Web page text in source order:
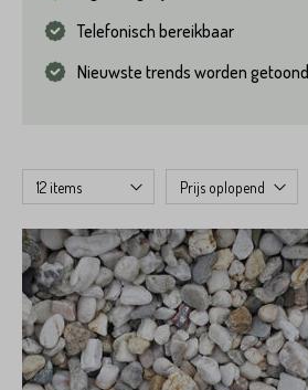
Telefonisch bereikbaar
Nieuwste trends worden getoond